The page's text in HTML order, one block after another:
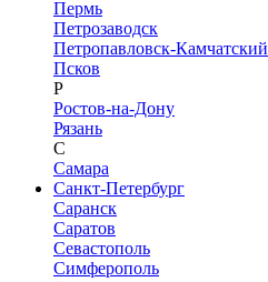
Пермь
Петрозаводск
Петропавловск-Камчатский
Псков
Р
Ростов-на-Дону
Рязань
С
Самара
Санкт-Петербург
Саранск
Саратов
Севастополь
Симферополь